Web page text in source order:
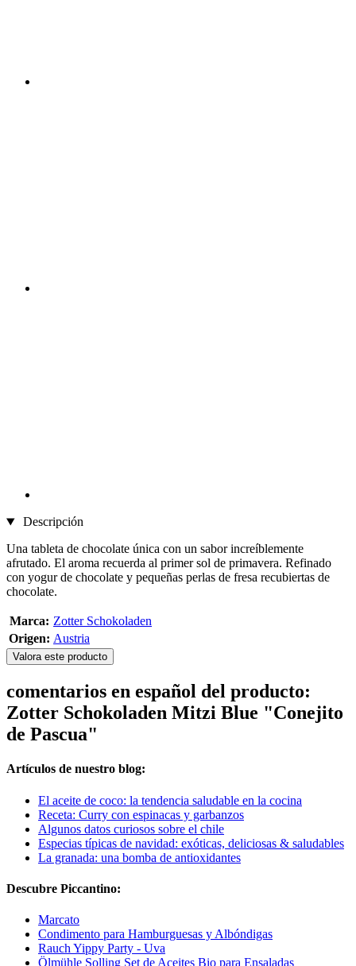
Descripción
Una tableta de chocolate única con un sabor increíblemente
afrutado. El aroma recuerda al primer sol de primavera. Refinado
con yogur de chocolate y pequeñas perlas de fresa recubiertas de
chocolate.
Marca: Zotter Schokoladen
Origen: Austria
Valora este producto
comentarios en español del producto:
Zotter Schokoladen Mitzi Blue "Conejito
de Pascua"
Artículos de nuestro blog:
El aceite de coco: la tendencia saludable en la cocina
Receta: Curry con espinacas y garbanzos
Algunos datos curiosos sobre el chile
Especias típicas de navidad: exóticas, deliciosas & saludables
La granada: una bomba de antioxidantes
Descubre Piccantino:
Marcato
Condimento para Hamburguesas y Albóndigas
Rauch Yippy Party - Uva
Ölmühle Solling Set de Aceites Bio para Ensaladas